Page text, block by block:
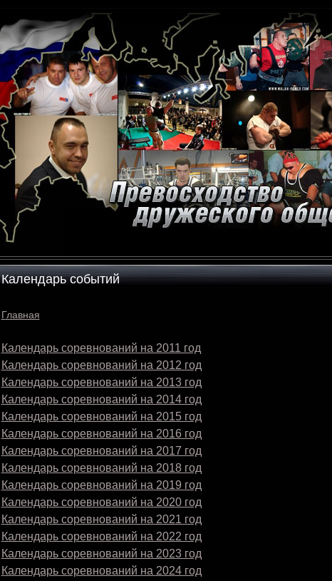
Календарь событий
Главная
Календарь соревнований на 2011 год
Календарь соревнований на 2012 год
Календарь соревнований на 2013 год
Календарь соревнований на 2014 год
Календарь соревнований на 2015 год
Календарь соревнований на 2016 год
Календарь соревнований на 2017 год
Календарь соревнований на 2018 год
Календарь соревнований на 2019 год
Календарь соревнований на 2020 год
Календарь соревнований на 2021 год
Календарь соревнований на 2022 год
Календарь соревнований на 2023 год
Календарь соревнований на 2024 год